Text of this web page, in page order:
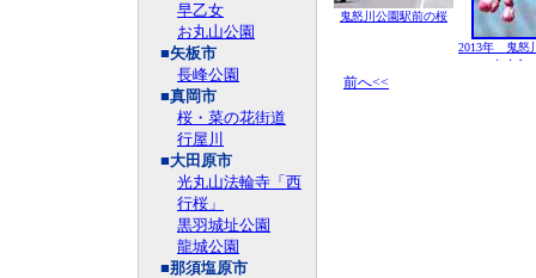
早乙女
お丸山公園
■矢板市
長峰公園
■真岡市
桜・菜の花街道
行屋川
■大田原市
光丸山法輪寺「西
行桜」
黒羽城址公園
龍城公園
■那須塩原市
鬼怒川公園駅前の桜
2013年 鬼怒
さく
前へ<<